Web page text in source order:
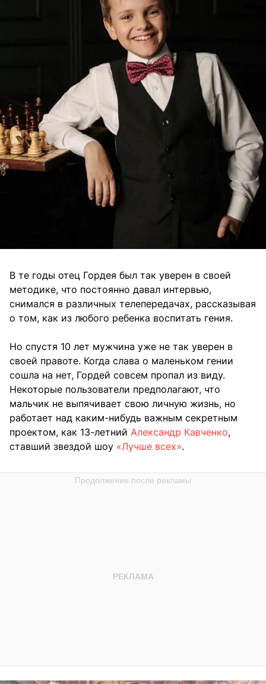
В те годы отец Гордея был так уверен в своей
методике, что постоянно давал интервью,
снимался в различных телепередачах, рассказывая
о том, как из любого ребенка воспитать гения.
Но спустя 10 лет мужчина уже не так уверен в
своей правоте. Когда слава о маленьком гении
сошла на нет, Гордей совсем пропал из виду.
Некоторые пользователи предполагают, что
мальчик не выпячивает свою личную жизнь, но
работает над каким-нибудь важным секретным
проектом, как 13-летний Александр Кавченко,
ставший звездой шоу «Лучше всех».